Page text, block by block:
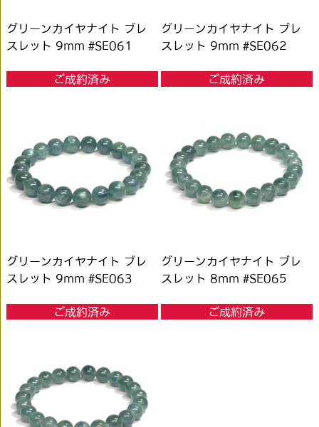
グリーンカイヤナイト ブレ
スレット 9mm #SE061
ご成約済み
グリーンカイヤナイト ブレ
スレット 9mm #SE062
ご成約済み
グリーンカイヤナイト ブレ
スレット 9mm #SE063
ご成約済み
グリーンカイヤナイト ブレ
スレット 8mm #SE065
ご成約済み